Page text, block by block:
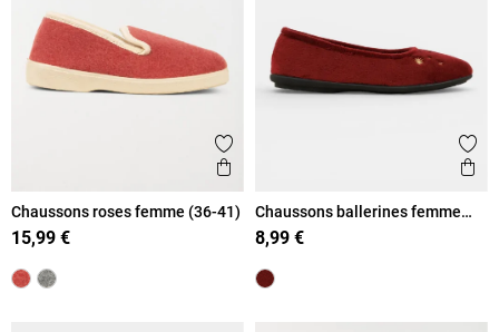
Ajouter aux favoris
Aperçu rapide
Chaussons roses femme (36-41)
15,99 €
Chaussons ballerines femme
(36-41)
8,99 €